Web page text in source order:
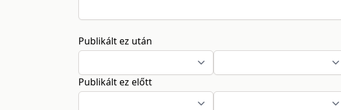
Publikált ez után
Publikált ez előtt